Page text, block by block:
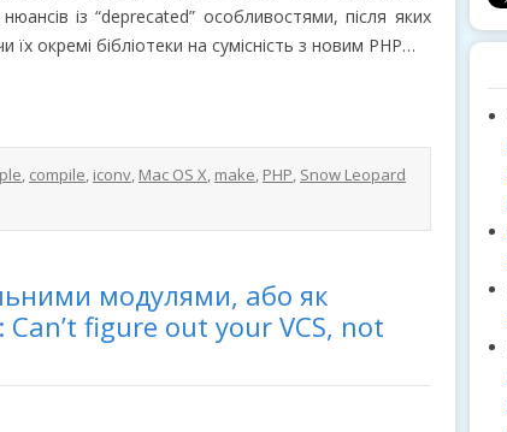
із “deprecated” особливостями, після яких
окремі бібліотеки на сумісність з новим PHP…
, compile, iconv, Mac OS X, make, PHP, Snow Leopard
модулями, або як
Can’t figure out your VCS, not